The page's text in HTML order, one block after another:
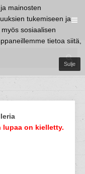
mainosten
tukemiseen ja
sosiaalisen
tietoa siitä,
Sulje
lupaa on kielletty.